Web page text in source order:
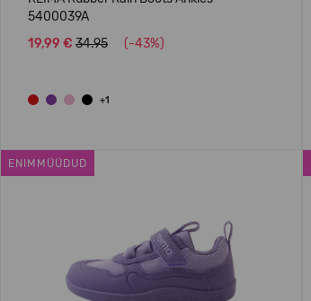
5400039A
19,99 € 34.95 (-43%)
+1
ENIMMÜÜDUD